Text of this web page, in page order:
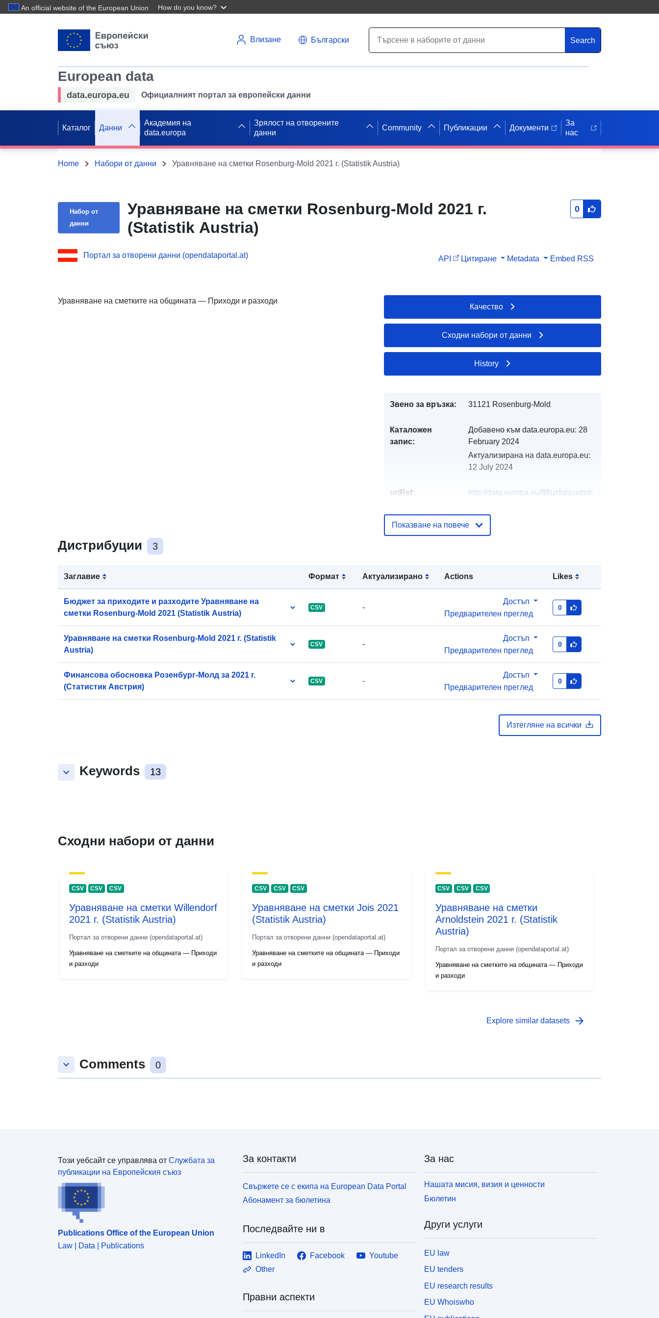
An official website of the European Union How do you know?
Влизане Български Search
European data
data.europa.eu Официалният портал за европейски данни
Каталог Данни
Академия на
data.europa
Зрялост на отворените
данни
Community Публикации Документи
За
нас
Home Набори от данни Уравняване на сметки Rosenburg-Mold 2021 г. (Statistik Austria)
Набор от
данни
Уравняване на сметки Rosenburg-Mold 2021 г.
(Statistik Austria)
0
Портал за отворени данни (opendataportal.at) API Цитиране Metadata Embed RSS
Уравняване на сметките на общината — Приходи и разходи
Дистрибуции 3
Заглавие Формат Актуализирано Actions Likes
Бюджет за приходите и разходите Уравняване на
сметки Rosenburg-Mold 2021 (Statistik Austria)
CSV -
Достъп
Предварителен преглед
0
Уравняване на сметки Rosenburg-Mold 2021 г. (Statistik
Austria)
CSV -
Достъп
Предварителен преглед
0
Финансова обосновка Розенбург-Молд за 2021 г.
(Статистик Австрия)
CSV -
Достъп
Предварителен преглед
0
Изтегляне на всички
keyboard_arrow_down Keywords 13
Качество
Сходни набори от данни
History
Звено за връзка: 31121 Rosenburg-Mold
Каталожен
запис:
Добавено към data.europa.eu: 28
February 2024
Актуализирана на data.europa.eu:
12 July 2024
uriRef:
http://data.europa.eu/88u/dataset/oh
mold-2021-statistik-austria
Показване на повече
Сходни набори от данни
CSV CSV CSV
Уравняване на сметки Willendorf
2021 г. (Statistik Austria)
Портал за отворени данни (opendataportal.at)
Уравняване на сметките на общината — Приходи
и разходи
CSV CSV CSV
Уравняване на сметки Jois 2021
(Statistik Austria)
Портал за отворени данни (opendataportal.at)
Уравняване на сметките на общината — Приходи
и разходи
CSV CSV CSV
Уравняване на сметки
Arnoldstein 2021 г. (Statistik
Austria)
Портал за отворени данни (opendataportal.at)
Уравняване на сметките на общината — Приходи
и разходи
Explore similar datasets arrow_forward
keyboard_arrow_down Comments 0
Този уебсайт се управлява от Службата за
публикации на Европейския съюз
Publications Office of the European Union
Law | Data | Publications
За контакти
Свържете се с екипа на European Data Portal
Абонамент за бюлетина
Последвайте ни в
LinkedIn Facebook
Youtube
Other
Правни аспекти
За нас
Нашата мисия, визия и ценности
Бюлетин
Други услуги
EU law
EU tenders
EU research results
EU Whoiswho